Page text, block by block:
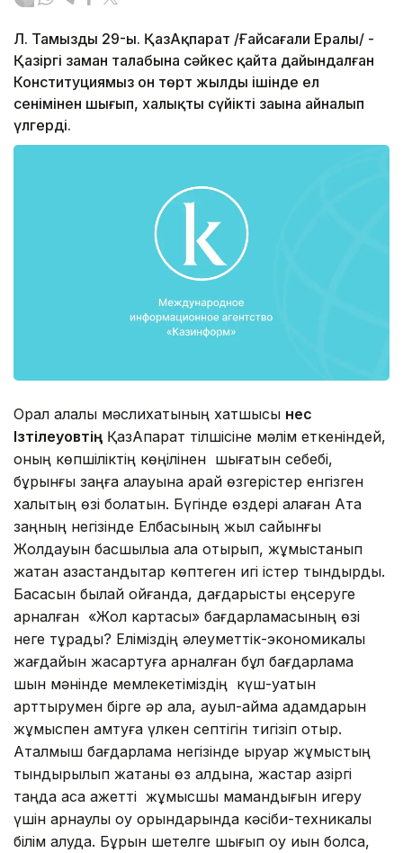
Л. Тамыздың 29-ы. ҚазАқпарат /Ғайсағали Ералы/ -
Қазіргі заман талабына сәйкес қайта дайындалған
Конституциямыз он төрт жылдың ішінде ел
сенімінен шығып, халықтың сүйікті заңына айналып
үлгерді.
Орал қалалық мәслихатының хатшысы Әнес
Ізтілеуовтің ҚазАқпарат тілшісіне мәлім еткеніндей,
оның көпшіліктің көңілінен шығатын себебі,
бұрынғы заңға қалауына қарай өзгерістер енгізген
халықтың өзі болатын. Бүгінде өздері қалаған Ата
заңның негізінде Елбасының жыл сайынғы
Жолдауын басшылыққа ала отырып, жұмыстанып
жатқан қазақстандықтар көптеген игі істер тындырды.
Басқасын былай қойғанда, дағдарысты еңсеруге
арналған «Жол картасы» бағдарламасының өзі
неге тұрады? Еліміздің әлеуметтік-экономикалық
жағдайын жақсартуға арналған бұл бағдарлама
шын мәнінде мемлекетіміздің күш-қуатын
арттырумен бірге әр қала, ауыл-аймақ адамдарын
жұмыспен қамтуға үлкен септігін тигізіп отыр.
Аталмыш бағдарлама негізінде қыруар жұмыстың
тындырылып жатқаны өз алдына, жастар қазіргі
таңда аса қажетті жұмысшы мамандығын игеру
үшін арнаулы оқу орындарында кәсіби-техникалық
білім алуда. Бұрын шетелге шығып оқу қиын болса,